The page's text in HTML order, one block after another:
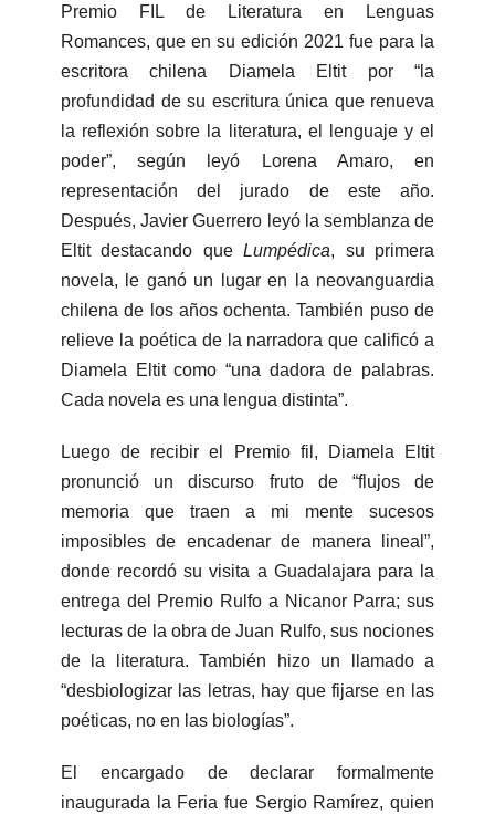
Premio FIL de Literatura en Lenguas
Romances, que en su edición 2021 fue para la
escritora chilena Diamela Eltit por “la
profundidad de su escritura única que renueva
la reflexión sobre la literatura, el lenguaje y el
poder”, según leyó Lorena Amaro, en
representación del jurado de este año.
Después, Javier Guerrero leyó la semblanza de
Eltit destacando queLumpédica, su primera
novela, le ganó un lugar en la neovanguardia
chilena de los años ochenta. También puso de
relieve la poética de la narradora que calificó a
Diamela Eltit como “una dadora de palabras.
Cada novela es una lengua distinta”.
Luego de recibir el Premio fil, Diamela Eltit
pronunció un discurso fruto de “flujos de
memoria que traen a mi mente sucesos
imposibles de encadenar de manera lineal”,
donde recordó su visita a Guadalajara para la
entrega del Premio Rulfo a Nicanor Parra; sus
lecturas de la obra de Juan Rulfo, sus nociones
de la literatura. También hizo un llamado a
“desbiologizar las letras, hay que fijarse en las
poéticas, no en las biologías”.
El encargado de declarar formalmente
inaugurada la Feria fue Sergio Ramírez, quien